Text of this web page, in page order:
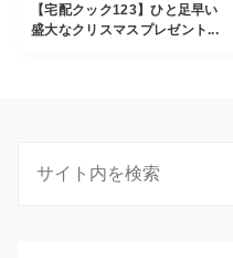
【宅配クック123】ひと足早い
盛大なクリスマスプレゼント...